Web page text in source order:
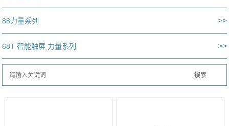
88力量系列 >>
68T 智能触屏 力量系列 >>